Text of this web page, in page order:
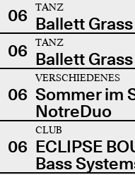
06
TANZ
Ballett
06
TANZ
Ballett
06
VERSCHIEDENES
Sommer im
NotreDuo
06
CLUB
ECLIPSE
Bass